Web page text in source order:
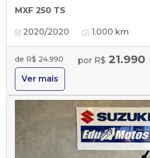
MXF 250 TS
2020/2020 1.000 km
de R$ 24.990 por R$ 21.990
Ver mais